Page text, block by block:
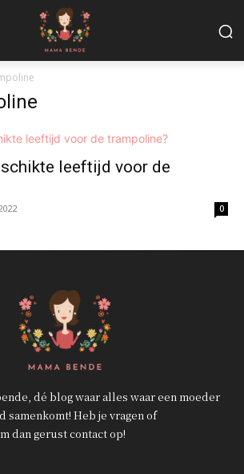
leeftijd voor de
0
dé blog waar alles waar een moeder
samenkomt! Heb je vragen of
dan gerust contact op!